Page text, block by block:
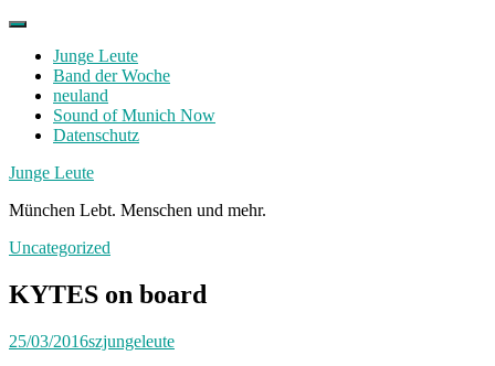
Skip
contentJunge Leute
Band der Woche
neuland
Sound of Munich Now
Datenschutz
Facebook
Twitter
Instagram
Junge Leute
München Lebt. Menschen und mehr.
Uncategorized
KYTES on board
25/03/2016szjungeleute